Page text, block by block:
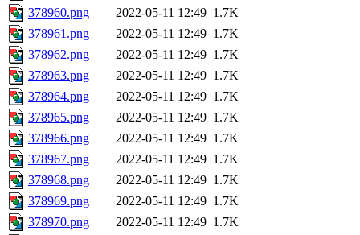
378960.png
2022-05-11 12:49 1.7K
378961.png
2022-05-11 12:49 1.7K
378962.png
2022-05-11 12:49 1.7K
378963.png
2022-05-11 12:49 1.7K
378964.png
2022-05-11 12:49 1.7K
378965.png
2022-05-11 12:49 1.7K
378966.png
2022-05-11 12:49 1.7K
378967.png
2022-05-11 12:49 1.7K
378968.png
2022-05-11 12:49 1.7K
378969.png
2022-05-11 12:49 1.7K
378970.png
2022-05-11 12:49 1.7K